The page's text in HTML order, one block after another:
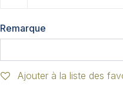
Remarque
Ajouter à la liste des